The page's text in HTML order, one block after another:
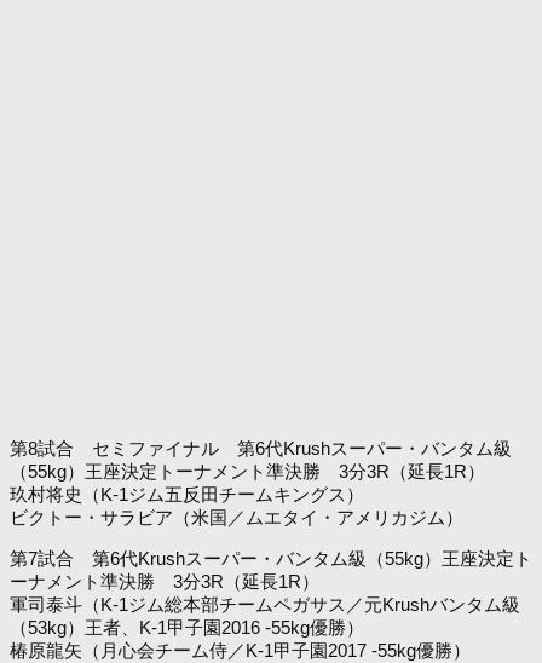
第8試合 セミファイナル 第6代Krushスーパー・バンタム級
（55kg）王座決定トーナメント準決勝 3分3R（延長1R）
玖村将史（K-1ジム五反田チームキングス）
ビクトー・サラビア（米国／ムエタイ・アメリカジム）
第7試合 第6代Krushスーパー・バンタム級（55kg）王座決定ト
ーナメント準決勝 3分3R（延長1R）
軍司泰斗（K-1ジム総本部チームペガサス／元Krushバンタム級
（53kg）王者、K-1甲子園2016 -55kg優勝）
椿原龍矢（月心会チーム侍／K-1甲子園2017 -55kg優勝）